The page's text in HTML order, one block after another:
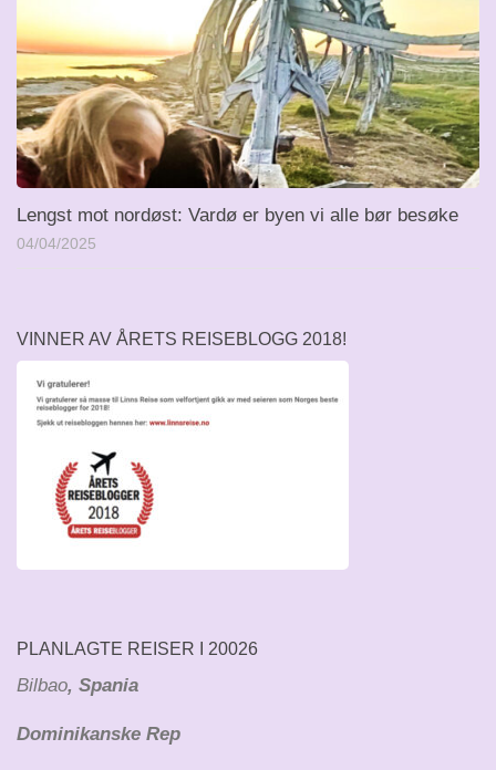
Lengst mot nordøst: Vardø er byen vi alle bør besøke
04/04/2025
VINNER AV ÅRETS REISEBLOGG 2018!
PLANLAGTE REISER I 20026
Bilbao, Spania
Dominikanske Rep